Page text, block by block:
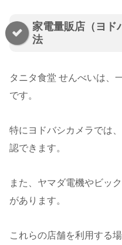
家電量販店（ヨド
法
タニタ食堂 せんべいは、
です。
特にヨドバシカメラでは
認できます。
また、ヤマダ電機やビッ
があります。
これらの店舗を利用する